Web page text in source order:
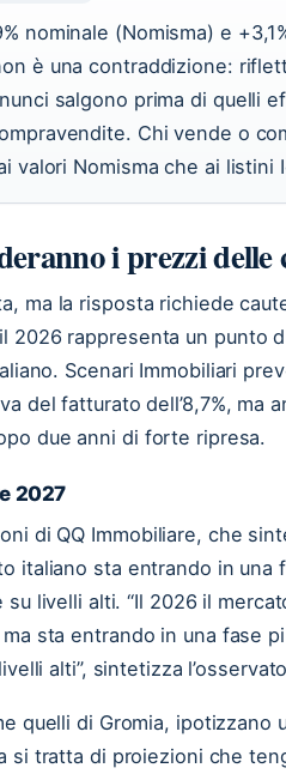
nominale (Nomisma) e
è una contraddizione:
salgono prima di quelli
Chi vende o
valori Nomisma che ai listini
i prezzi delle
ma la risposta richiede
2026 rappresenta un punto
Scenari Immobiliari
del fatturato dell’8,7%, ma
due anni di forte ripresa.
2027
di QQ Immobiliare, che
italiano sta entrando in una
su livelli alti. “Il 2026 il
sta entrando in una fase
alti”, sintetizza
quelli di Gromia, ipotizzano
si tratta di proiezioni che